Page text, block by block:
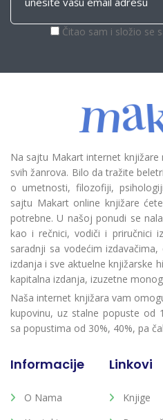
Čitao sam i složio se
Na sajtu Makart internet
svih žanrova. Bilo da tražite
o umetnosti, filozofiji,
sajtu Makart online knjižare
potrebne. U našoj ponudi se
kao i rečnici, vodiči i priručnici
saradnji sa vodećim
izdanja i sve aktuelne knjižarske
kapitalna izdanja, izuzetne
Naša internet knjižara vam
kupovinu, uz stalne popuste od
sa popustima od 30%, 40%, pa
Informacije
O Nama
Linkovi
Knjige